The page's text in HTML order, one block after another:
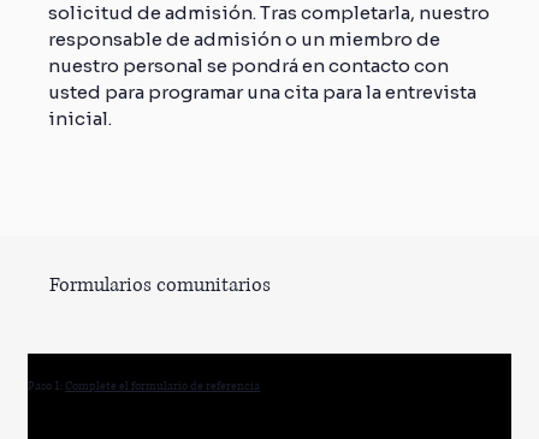
solicitud de admisión. Tras completarla, nuestro
responsable de admisión o un miembro de
nuestro personal se pondrá en contacto con
usted para programar una cita para la entrevista
inicial.
Formularios comunitarios
Paso 1: Complete el formulario de referencia